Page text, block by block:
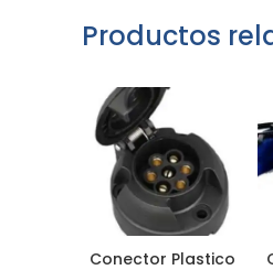
Productos
Conector Plastico